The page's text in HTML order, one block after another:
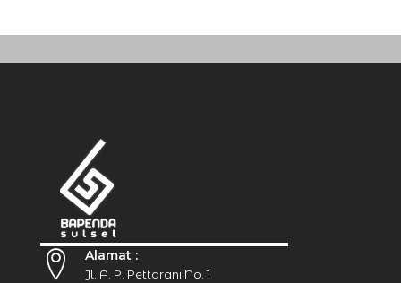
Alamat :
Jl. A. P. Pettarani No. 1